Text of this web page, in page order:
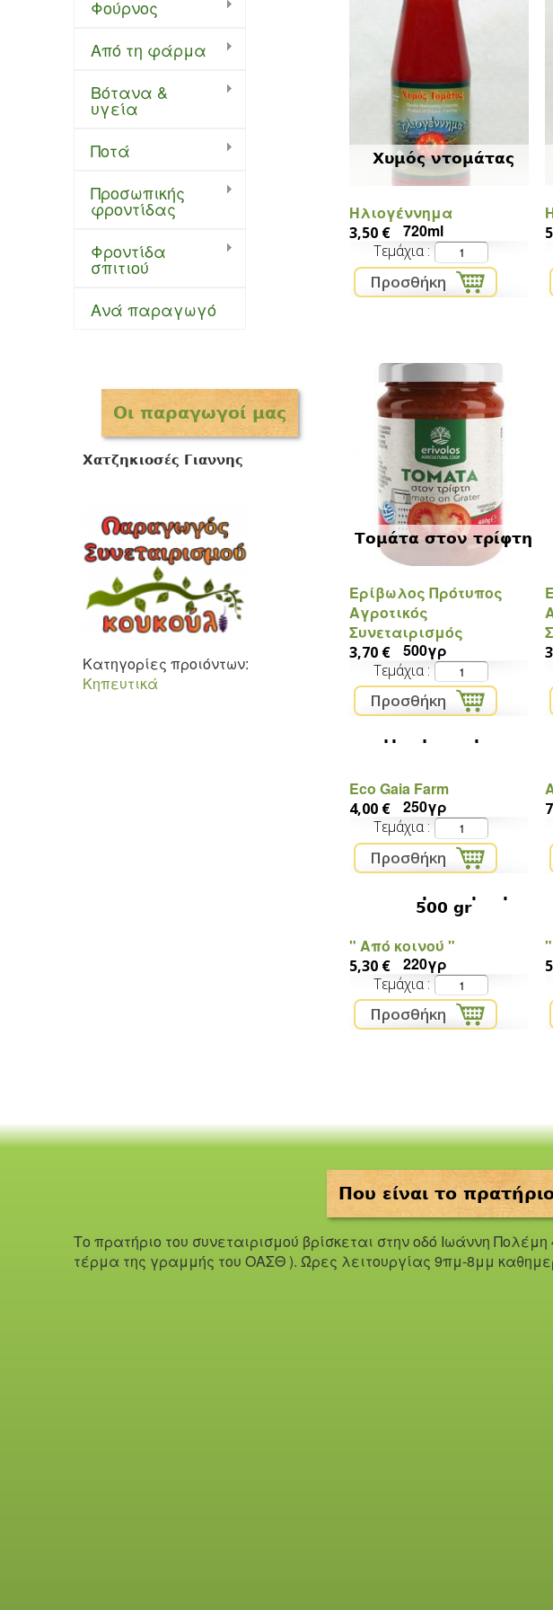
Φούρνος
Από τη φάρμα
Bότανα &
υγεία
Ποτά
Προσωπικής
φροντίδας
Φροντίδα
σπιτιού
Ανά παραγωγό
Οι παραγωγοί μας
Χατζηκιοσές Γιαννης
Κατηγορίες προιόντων:
Κηπευτικά
Χυμός ντομάτας
Ηλιογέννημα
3,50 € 720ml
Τεμάχια
Τομάτα στον τρίφτη
Ερίβωλος Πρότυπος
Αγροτικός
Συνεταιρισμός
3,70 € 500γρ
Τεμάχια
Eco Gaia Farm
4,00 € 250γρ
Τεμάχια
500 gr
" Από κοινού "
5,30 € 220γρ
Τεμάχια
Που είναι το
Το πρατήριο του συνεταιρισμού βρίσκεται στην οδό Iωάννη
τέρμα της γραμμής του ΟΑΣΘ ). Ώρες λειτουργίας 9πμ-8μμ